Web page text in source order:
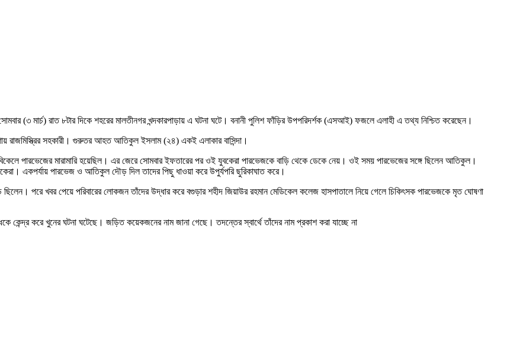
মার্চ) রাত ৮টার দিকে শহরের মালতীনগর খন্দকারপাড়ায় এ ঘটনা ঘটে। বনানী পুলিশ ফাঁড়ির উপপরিদর্শক (এসআই) ফজলে এলাহী এ তথ্য নিশ্চিত করেছেন।
রাজমিস্ত্রির সহকারী। গুরুতর আহত আতিকুল ইসলাম (২৪) একই এলাকার বাসিন্দা।
পারভেজের মারামারি হয়েছিল। এর জেরে সোমবার ইফতারের পর ওই যুবকেরা পারভেজকে বাড়ি থেকে ডেকে নেয়। ওই সময় পারভেজের সঙ্গে ছিলেন আতিকুল।
একপর্যায় পারভেজ ও আতিকুল দৌড় দিল তাদের পিছু ধাওয়া করে উপুর্যপরি ছুরিকাঘাত করে।
পরে খবর পেয়ে পরিবারের লোকজন তাঁদের উদ্ধার করে বগুড়ার শহীদ জিয়াউর রহমান মেডিকেল কলেজ হাসপাতালে নিয়ে গেলে চিকিৎসক পারভেজকে মৃত ঘোষণা
করে খুনের ঘটনা ঘটেছে। জড়িত কয়েকজনের নাম জানা গেছে। তদন্তের স্বার্থে তাঁদের নাম প্রকাশ করা যাচ্ছে না